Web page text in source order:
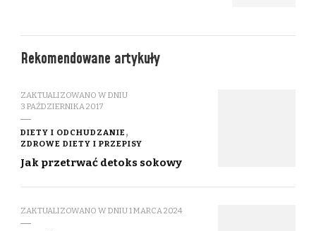
Rekomendowane artykuły
ZAKTUALIZOWANO W DNIU
3 PAŹDZIERNIKA 2017
DIETY I ODCHUDZANIE
ZDROWE DIETY I PRZEPISY
Jak przetrwać detoks sokowy
ZAKTUALIZOWANO W DNIU1 MARCA 2024